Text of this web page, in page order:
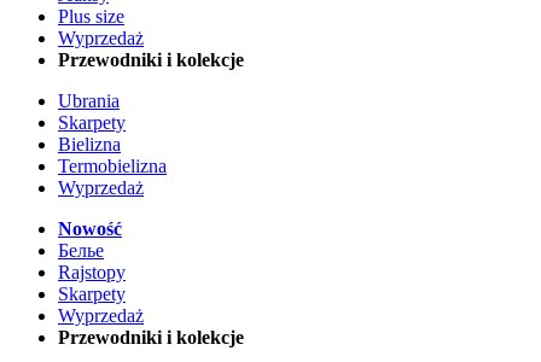
Plus size
Wyprzedaż
Przewodniki i kolekcje
Ubrania
Skarpety
Bielizna
Termobielizna
Wyprzedaż
Nowość
Белье
Rajstopy
Skarpety
Wyprzedaż
Przewodniki i kolekcje